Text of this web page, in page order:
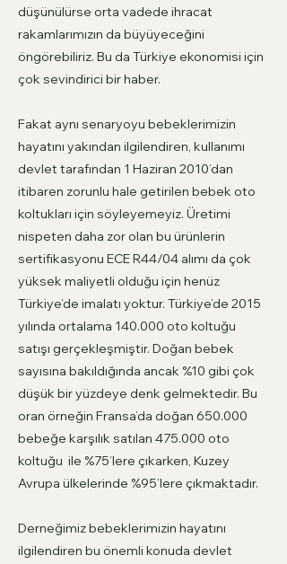
düşünülürse orta vadede ihracat
rakamlarımızın da büyüyeceğini
öngörebiliriz. Bu da Türkiye ekonomisi için
çok sevindirici bir haber.
Fakat aynı senaryoyu bebeklerimizin
hayatını yakından ilgilendiren, kullanımı
devlet tarafından 1 Haziran 2010’dan
itibaren zorunlu hale getirilen bebek oto
koltukları için söyleyemeyiz. Üretimi
nispeten daha zor olan bu ürünlerin
sertifikasyonu ECE R44/04 alımı da çok
yüksek maliyetli olduğu için henüz
Türkiye’de imalatı yoktur. Türkiye’de 2015
yılında ortalama 140.000 oto koltuğu
satışı gerçekleşmiştir. Doğan bebek
sayısına bakıldığında ancak %10 gibi çok
düşük bir yüzdeye denk gelmektedir. Bu
oran örneğin Fransa’da doğan 650.000
bebeğe karşılık satılan 475.000 oto
koltuğu ile %75’lere çıkarken, Kuzey
Avrupa ülkelerinde %95’lere çıkmaktadır.
Derneğimiz bebeklerimizin hayatını
ilgilendiren bu önemli konuda devlet